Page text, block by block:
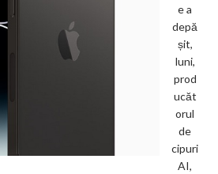
e a
depă
șit,
luni,
prod
ucăt
orul
de
cipuri
AI,